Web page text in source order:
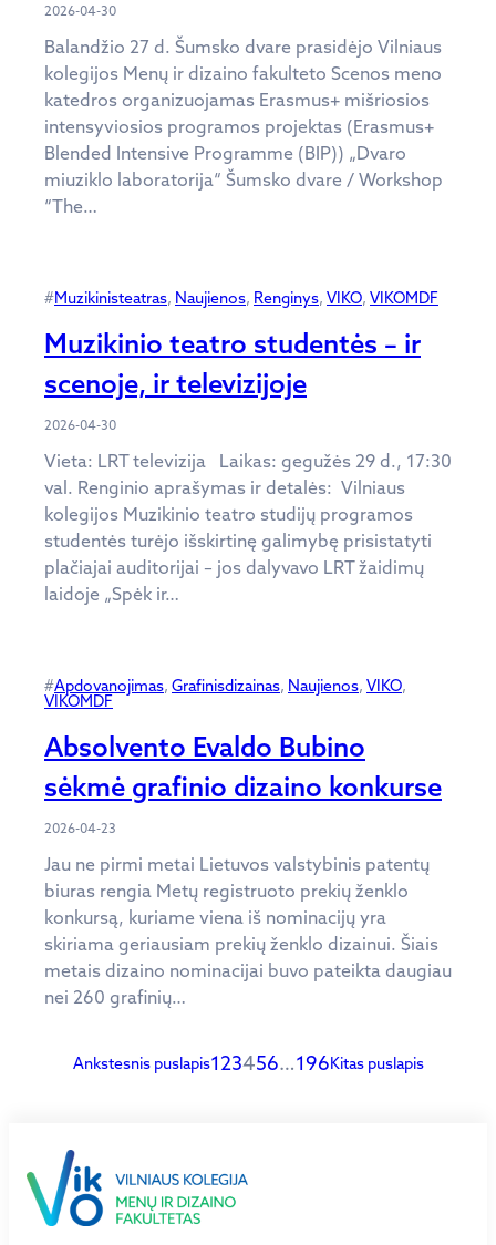
2026-04-30
Balandžio 27 d. Šumsko dvare prasidėjo Vilniaus
kolegijos Menų ir dizaino fakulteto Scenos meno
katedros organizuojamas Erasmus+ mišriosios
intensyviosios programos projektas (Erasmus+
Blended Intensive Programme (BIP)) „Dvaro
miuziklo laboratorija“ Šumsko dvare / Workshop
“The…
#Muzikinisteatras, Naujienos, Renginys, VIKO, VIKOMDF
Muzikinio teatro studentės – ir
scenoje, ir televizijoje
2026-04-30
Vieta: LRT televizija Laikas: gegužės 29 d., 17:30
val. Renginio aprašymas ir detalės: Vilniaus
kolegijos Muzikinio teatro studijų programos
studentės turėjo išskirtinę galimybę prisistatyti
plačiajai auditorijai – jos dalyvavo LRT žaidimų
laidoje „Spėk ir…
#Apdovanojimas, Grafinisdizainas, Naujienos, VIKO
VIKOMDF
Absolvento Evaldo Bubino
sėkmė grafinio dizaino konkurse
2026-04-23
Jau ne pirmi metai Lietuvos valstybinis patentų
biuras rengia Metų registruoto prekių ženklo
konkursą, kuriame viena iš nominacijų yra
skiriama geriausiam prekių ženklo dizainui. Šiais
metais dizaino nominacijai buvo pateikta daugiau
nei 260 grafinių…
Ankstesnis puslapis123456…196Kitas puslapis